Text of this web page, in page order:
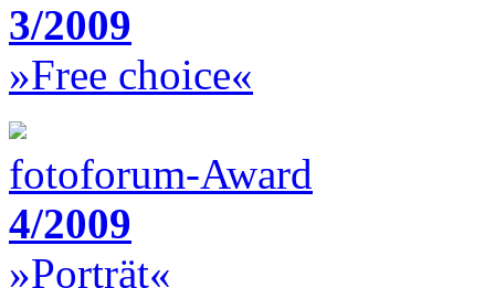
3/2009
»Free choice«
fotoforum-Award
4/2009
»Porträt«